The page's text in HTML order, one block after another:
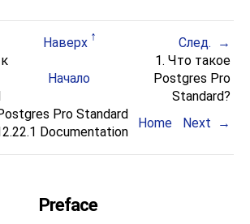
Наверх
След.
Начало
1. Что такое
Postgres Pro
Standard?
Pro Standard
Documentation
Home Next
Preface